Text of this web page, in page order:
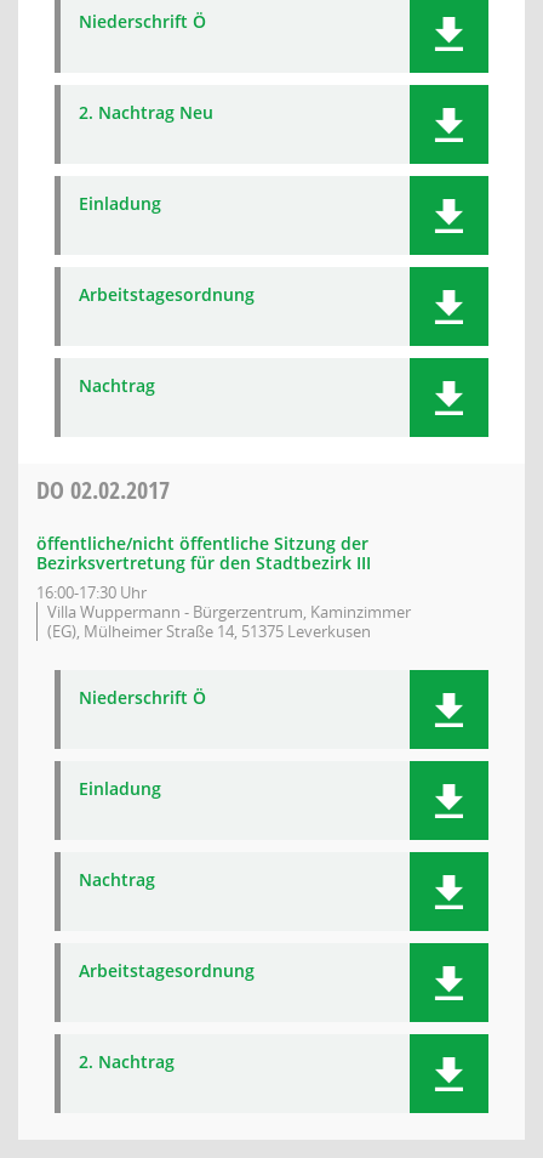
Niederschrift Ö
2. Nachtrag Neu
Einladung
Arbeitstagesordnung
Nachtrag
DO 02.02.2017
öffentliche/nicht öffentliche Sitzung der
Bezirksvertretung für den Stadtbezirk III
16:00-17:30 Uhr
Villa Wuppermann - Bürgerzentrum, Kaminzimmer
(EG), Mülheimer Straße 14, 51375 Leverkusen
Niederschrift Ö
Einladung
Nachtrag
Arbeitstagesordnung
2. Nachtrag